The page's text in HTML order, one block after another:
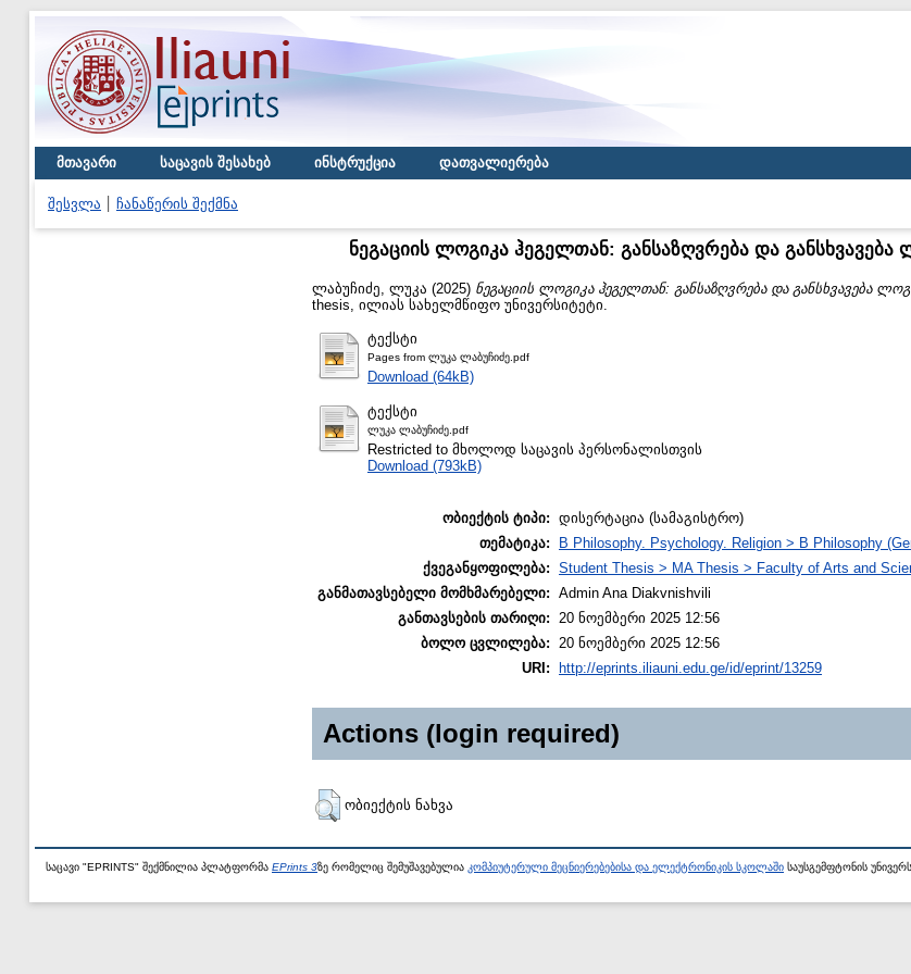
მთავარი საცავის შესახებ ინსტრუქცია დათვალიერება
შესვლა ჩანაწერის შექმნა
ნეგაციის ლოგიკა ჰეგელთან: განსაზღვრება და განსხვავება
ლაბუჩიძე, ლუკა (2025) ნეგაციის ლოგიკა ჰეგელთან: განსაზღვრება და განსხვავება
thesis, ილიას სახელმწიფო უნივერსიტეტი.
ტექსტი
Pages from ლუკა ლაბუჩიძე.pdf
Download (64kB)
ტექსტი
ლუკა ლაბუჩიძე.pdf
Restricted to მხოლოდ საცავის პერსონალისთვის
Download (793kB)
ობიექტის ტიპი: დისერტაცია (სამაგისტრო)
თემატიკა:
B Philosophy. Psychology. Religion > B Philosophy
ქვეგანყოფილება: Student Thesis > MA Thesis > Faculty of Arts and
განმათავსებელი მომხმარებელი: Admin Ana Diakvnishvili
განთავსების თარიღი: 20 ნოემბერი 2025 12:56
ბოლო ცვლილება: 20 ნოემბერი 2025 12:56
URI:
http://eprints.iliauni.edu.ge/id/eprint/13259
Actions (login required)
ობიექტის ნახვა
საცავი "EPRINTS" შექმნილია პლატფორმა EPrints 3ზე რომელიც შემუშავებულია კომპიუტერული მეცნიერებებისა და ელექტრონიკის სკოლაში საუსგემფტონის